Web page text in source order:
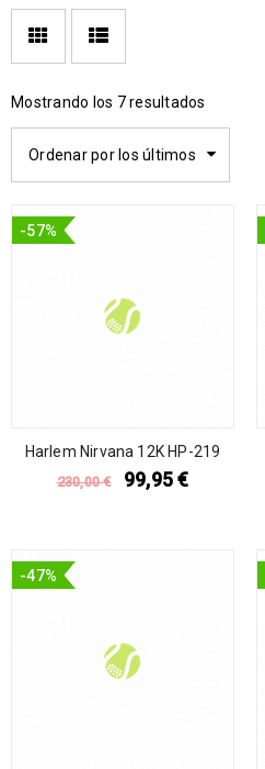
Mostrando los 7 resultados
Ordenar por los últimos
-57%
Harlem Nirvana 12K HP-219
230,00€ 99,95€
-47%